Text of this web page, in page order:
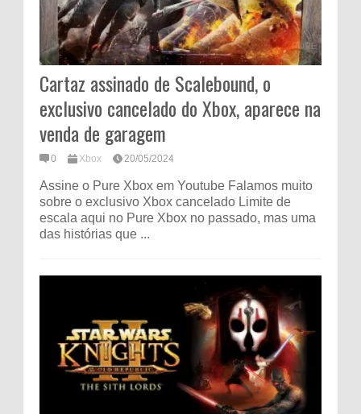
Cartaz assinado de Scalebound, o
exclusivo cancelado do Xbox, aparece na
venda de garagem
0 Xbox 20/05/2024
Assine o Pure Xbox em Youtube Falamos muito
sobre o exclusivo Xbox cancelado Limite de
escala aqui no Pure Xbox no passado, mas uma
das histórias que ...